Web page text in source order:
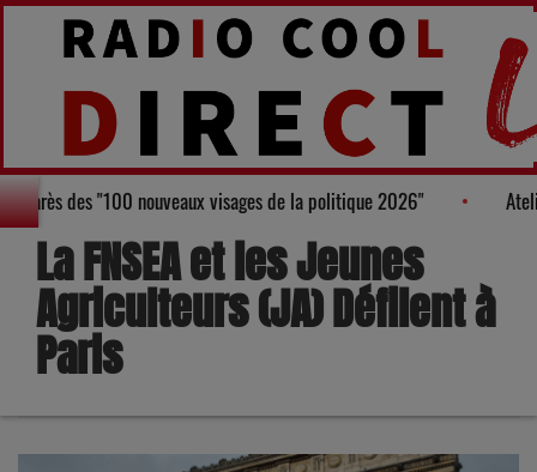
au Palmarès des "100 nouveaux visages de la politique 2026"
La FNSEA et les Jeunes
Agriculteurs (JA) Défilent à
Paris